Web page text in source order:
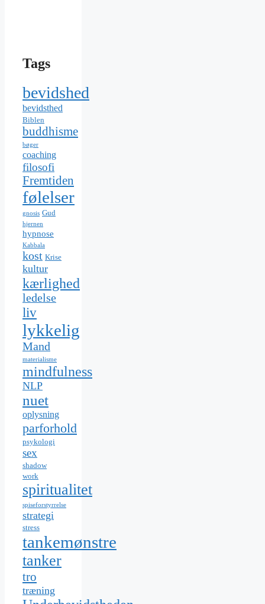
Tags
bevidshed
bevidsthed
Biblen
buddhisme
bøger
coaching
filosofi
Fremtiden
følelser
gnosis Gud
hjernen
hypnose
Kabbala
kost Krise
kultur
kærlighed
ledelse
liv
lykkelig
Mand
materialisme
mindfulness
NLP
nuet
oplysning
parforhold
psykologi
sex
shadow
work
spiritualitet
spiseforstyrrelse
strategi
stress
tankemønstre
tanker
tro
træning